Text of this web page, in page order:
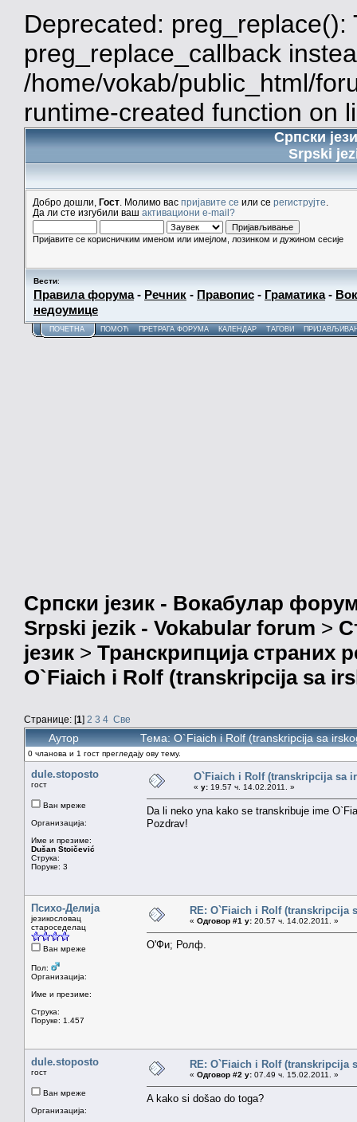
Deprecated:
preg_replace_callback
/home/vokab/public_html/
runtime-created function on
Српски
Srpski
Добро дошли, Гост . Молимо вас пријавите се или се региструјте
Да ли сте изгубили ваш активациони e-mail?
Пријавите се корисничким именом или имејлом, лозинком и дужином сесије
Вести:
Правила форума- Речник - Правопис - Граматика-
недоумице
ПОЧЕТНА ПОМОЋ ПРЕТРАГА ФОРУМА КАЛЕНДАР ТАГОВИ
Српски језик - Вокабулар
Srpski jezik - Vokabular forum >
језик > Транскрипција страних
O`Fiaich i Rolf (transkripcija sa
Странице: [1] 2 3 4 Све
Аутор Тема: O`Fiaich i Rolf (transkripcija sa
0 чланова и 1 гост прегледају ову тему.
dule.stoposto
гост
Ван мреже
Организација:
Име и презиме:
Dušan Stoičević
Струка:
Поруке: 3
O`Fiaich i Rolf (transkripcija sa
« у: 19.57 ч. 14.02.2011. »
Da li neko yna kako se transkribuje ime
Pozdrav!
Психо-Делија
језикословац
староседелац
Ван мреже
Пол:
Организација:
Име и презиме:
Струка:
Поруке: 1.457
RE: O`Fiaich i Rolf (transkripcija
« Одговор #1 у: 20.57 ч. 14.02.2011. »
О'Фи; Ролф.
dule.stoposto
гост
Ван мреже
Организација:
RE: O`Fiaich i Rolf (transkripcija
« Одговор #2 у: 07.49 ч. 15.02.2011. »
A kako si došao do toga?